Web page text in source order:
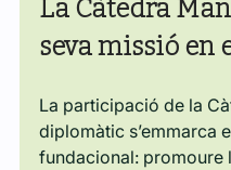
La Càtedra
seva missió en
La participació de la
diplomàtic s’emmarca
fundacional: promoure